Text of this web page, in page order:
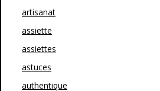
artisanat
assiette
assiettes
astuces
authentique